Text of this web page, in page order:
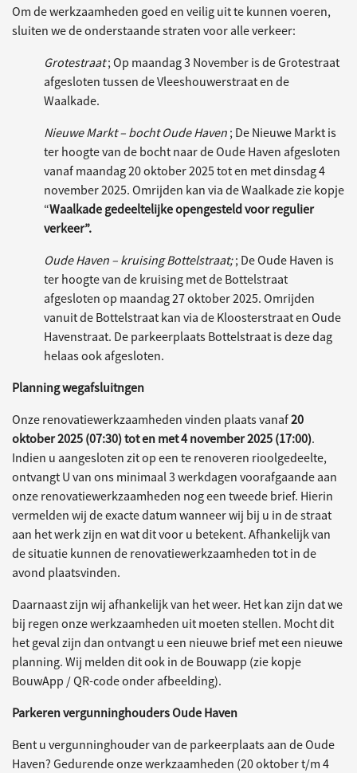
Om de werkzaamheden goed en veilig uit te kunnen voeren,
sluiten we de onderstaande straten voor alle verkeer:
Grotestraat; Op maandag 3 November is de Grotestraat
afgesloten tussen de Vleeshouwerstraat en de
Waalkade.
Nieuwe Markt – bocht Oude Haven ; De Nieuwe Markt is
ter hoogte van de bocht naar de Oude Haven afgesloten
vanaf maandag 20 oktober 2025 tot en met dinsdag 4
november 2025. Omrijden kan via de Waalkade zie kopje
“Waalkade gedeeltelijke opengesteld voor regulier
verkeer”.
Oude Haven – kruising Bottelstraat;; De Oude Haven is
ter hoogte van de kruising met de Bottelstraat
afgesloten op maandag 27 oktober 2025. Omrijden
vanuit de Bottelstraat kan via de Kloosterstraat en Oude
Havenstraat. De parkeerplaats Bottelstraat is deze dag
helaas ook afgesloten.
Planning wegafsluitngen
Onze renovatiewerkzaamheden vinden plaats vanaf20
oktober 2025 (07:30) tot en met 4 november 2025 (17:00).
Indien u aangesloten zit op een te renoveren rioolgedeelte,
ontvangt U van ons minimaal 3 werkdagen voorafgaande aan
onze renovatiewerkzaamheden nog een tweede brief. Hierin
vermelden wij de exacte datum wanneer wij bij u in de straat
aan het werk zijn en wat dit voor u betekent. Afhankelijk van
de situatie kunnen de renovatiewerkzaamheden tot in de
avond plaatsvinden.
Daarnaast zijn wij afhankelijk van het weer. Het kan zijn dat we
bij regen onze werkzaamheden uit moeten stellen. Mocht dit
het geval zijn dan ontvangt u een nieuwe brief met een nieuwe
planning. Wij melden dit ook in de Bouwapp (zie kopje
BouwApp / QR-code onder afbeelding).
Parkeren vergunninghouders Oude Haven
Bent u vergunninghouder van de parkeerplaats aan de Oude
Haven? Gedurende onze werkzaamheden (20 oktober t/m 4